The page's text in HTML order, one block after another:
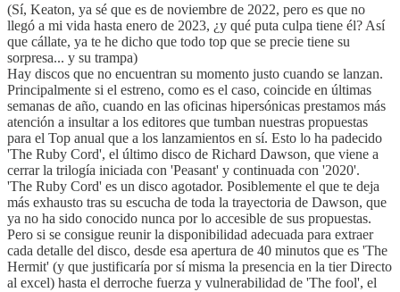
(Sí, Keaton, ya sé que es de noviembre de 2022, pero es que no
llegó a mi vida hasta enero de 2023, ¿y qué puta culpa tiene él? Así
que cállate, ya te he dicho que todo top que se precie tiene su
sorpresa... y su trampa)
Hay discos que no encuentran su momento justo cuando se lanzan.
Principalmente si el estreno, como es el caso, coincide en últimas
semanas de año, cuando en las oficinas hipersónicas prestamos más
atención a insultar a los editores que tumban nuestras propuestas
para el Top anual que a los lanzamientos en sí. Esto lo ha padecido
'The Ruby Cord', el último disco de Richard Dawson, que viene a
cerrar la trilogía iniciada con 'Peasant' y continuada con '2020'.
'The Ruby Cord' es un disco agotador. Posiblemente el que te deja
más exhausto tras su escucha de toda la trayectoria de Dawson, que
ya no ha sido conocido nunca por lo accesible de sus propuestas.
Pero si se consigue reunir la disponibilidad adecuada para extraer
cada detalle del disco, desde esa apertura de 40 minutos que es 'The
Hermit' (y que justificaría por sí misma la presencia en la tier Directo
al excel) hasta el derroche fuerza y vulnerabilidad de 'The fool', el